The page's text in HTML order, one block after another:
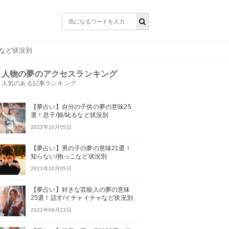
ど状況別
人物の夢のアクセスランキング
人気のある記事ランキング
【夢占い】自分の子供の夢の意味25
選！息子/娘/叱るなど状況別
2023年10月05日
【夢占い】男の子の夢の意味21選！
知らない/抱っこなど状況別
2023年10月05日
【夢占い】好きな芸能人の夢の意味
25選！話す/イチャイチャなど状況別
2023年08月23日